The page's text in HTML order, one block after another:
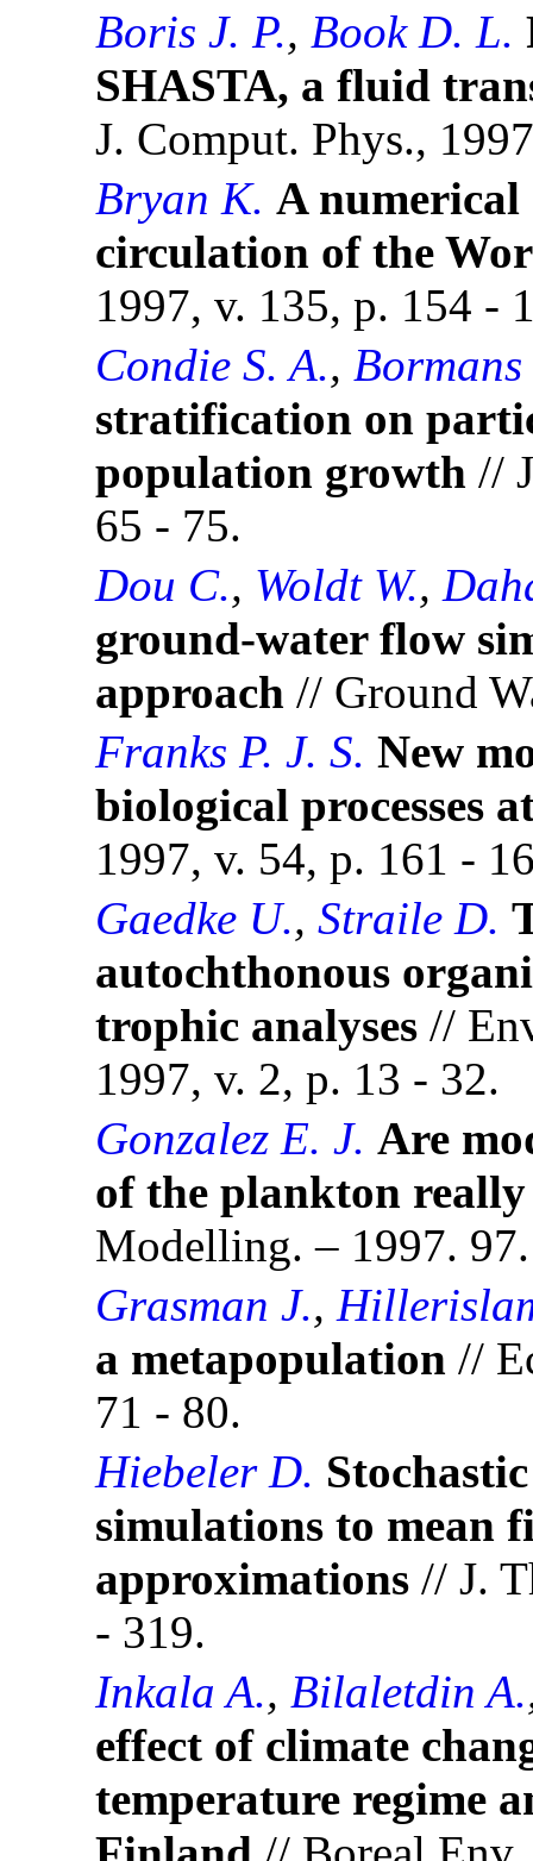
Boris J. P., Book D. L.
SHASTA, a fluid
J. Comput. Phys.,
Bryan K. A numerical
circulation of the
1997, v. 135, p. 154 -
Condie S. A.,
stratification on
population growth //
65 - 75.
Dou C., Woldt W.,
ground-water flow
approach // Ground
Franks P. J. S. New
biological processes
1997, v. 54, p. 161 -
Gaedke U., Straile D.
autochthonous
trophic analyses //
1997, v. 2, p. 13 - 32.
Gonzalez E. J. Are
of the plankton
Modelling. – 1997.
Grasman J.,
a metapopulation //
71 - 80.
Hiebeler D.
simulations to mean
approximations // J.
- 319.
Inkala A., Bilaletdin A.
effect of climate
temperature regime